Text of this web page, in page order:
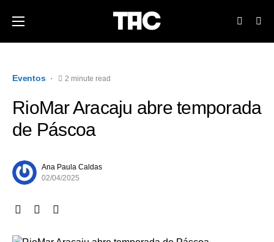
Eventos 2 minute read
RioMar Aracaju abre temporada
de Páscoa
Ana Paula Caldas
02/04/2025